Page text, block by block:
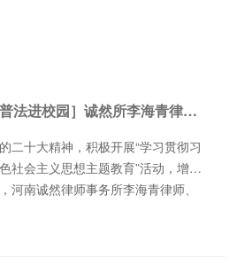
［主题教育——普法进校园］诚然所李海青律师、张筱悦（实习律师）普法宣传进校园
二十大精神，积极开展“学习贯彻习
社会主义思想主题教育”活动，增强
河南诚然律师事务所李海青律师、
学南、北两个校区进行法治宣传教